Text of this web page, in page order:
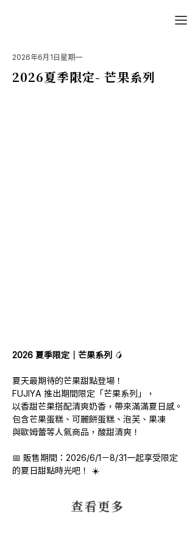
2026年6月1日星期一
2026夏季限定- 芒果系列
2026 夏季限定｜芒果系列 🥭
夏天最期待的芒果甜點登場！
FUJIYA 推出期間限定「芒果系列」，
以香甜芒果搭配清爽奶香，帶來滿滿夏日感。
包含芒果蛋糕、可麗餅蛋糕、泡芙、果凍
與歐姆蕾等人氣商品，酸甜清爽！
📅 販售期間：2026/6/1－8/31一起享受限定
的夏日甜點時光吧！ ☀️
​查看更多